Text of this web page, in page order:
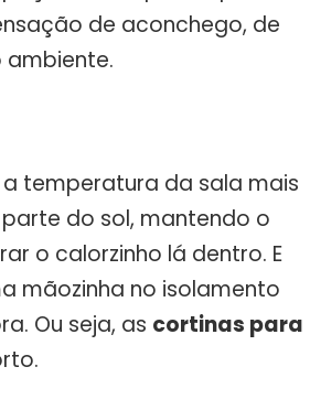
de aconchego, de
ambiente.
temperatura da sala mais
do sol, mantendo o
o calorzinho lá dentro. E
mãozinha no isolamento
Ou seja, as cortinas para